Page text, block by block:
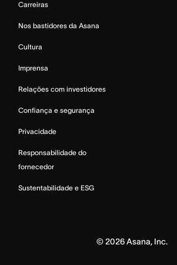
Carreiras
Nos bastidores da Asana
Cultura
Imprensa
Relações com investidores
Confiança e segurança
Privacidade
Responsabilidade do
fornecedor
Sustentabilidade e ESG
©2026Asana, Inc.